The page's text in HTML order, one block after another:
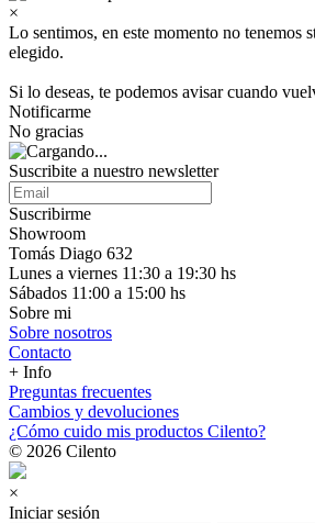
×
Lo sentimos, en este momento no tenemos
elegido.
Si lo deseas, te podemos avisar cuando
Notificarme
No gracias
Suscribite a nuestro newsletter
Suscribirme
Showroom
Tomás Diago 632
Lunes a viernes 11:30 a 19:30 hs
Sábados 11:00 a 15:00 hs
Sobre mi
Sobre nosotros
Contacto
+ Info
Preguntas frecuentes
Cambios y devoluciones
¿Cómo cuido mis productos Cilento?
© 2026 Cilento
×
Iniciar sesión